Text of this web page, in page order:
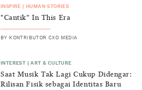
INSPIRE HUMAN STORIES
"Cantik" In This Era
BY KONTRIBUTOR CXO MEDIA
INTEREST |ART & CULTURE
Saat Musik Tak Lagi Cukup Didengar:
Rilisan Fisik sebagai Identitas Baru